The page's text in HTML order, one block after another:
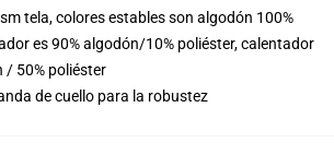
tela, colores estables son algodón 100%
es 90% algodón/10% poliéster, calentador
/ 50% poliéster
de cuello para la robustez